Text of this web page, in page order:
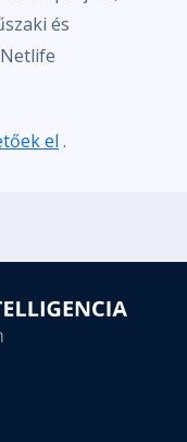
és
el .